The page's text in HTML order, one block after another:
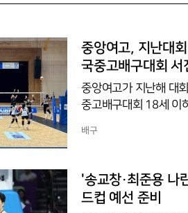
중앙여고, 지난대
국중고배구대회 서
중앙여고가 지난해 대
중고배구대회 18세 이
봄고를 세트스코어
는 수성고가 울산스
승을 거뒀다. ◇31일
배구
'송교창·최준용 나
드컵 예선 준비